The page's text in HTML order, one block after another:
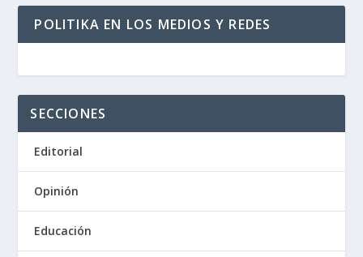
POLITIKA EN LOS MEDIOS Y REDES
SECCIONES
Editorial
Opinión
Educación